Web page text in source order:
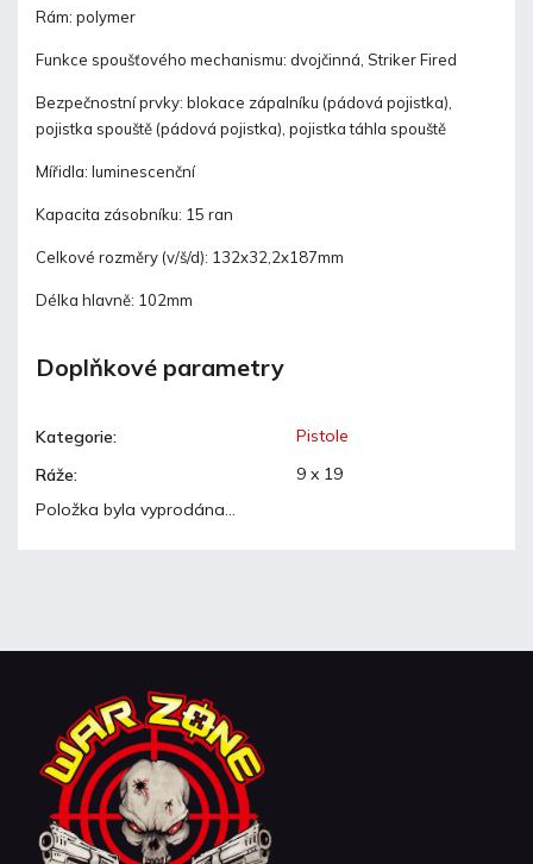
Rám: polymer
Funkce spoušťového mechanismu: dvojčinná, Striker Fired
Bezpečnostní prvky: blokace zápalníku (pádová pojistka),
pojistka spouště (pádová pojistka), pojistka táhla spouště
Mířidla: luminescenční
Kapacita zásobníku: 15 ran
Celkové rozměry (v/š/d): 132x32,2x187mm
Délka hlavně: 102mm
Doplňkové parametry
Kategorie:
Pistole
Ráže:
9 x 19
Položka byla vyprodána…